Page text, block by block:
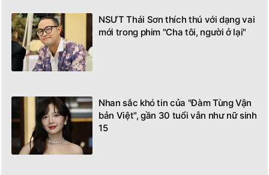
NSƯT Thái Sơn thích thú với dạng vai
mới trong phim "Cha tôi, người ở lại"
Nhan sắc khó tin của "Đàm Tùng Vận
bản Việt", gần 30 tuổi vẫn như nữ sinh
15